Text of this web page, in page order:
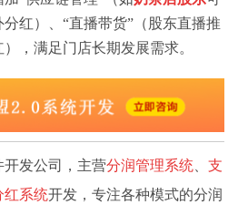
红）、“直播带货”（股东直播推
，满足门店长期发展需求。
发公司，主营分润管理系统
支
红系统开发，专注各种模式的分润